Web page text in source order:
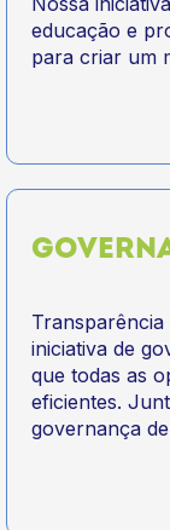
educação e
para criar um
Transparência
iniciativa de
que todas as
eficientes.
governança